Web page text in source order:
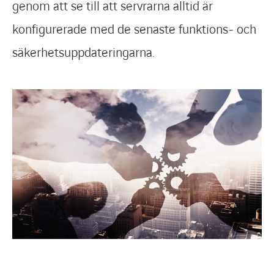
genom att se till att servrarna alltid är
konfigurerade med de senaste funktions- och
säkerhetsuppdateringarna.